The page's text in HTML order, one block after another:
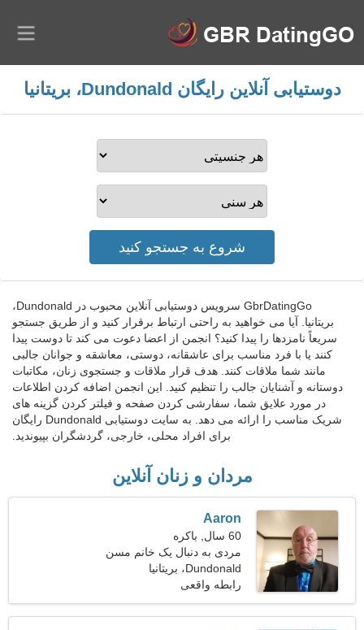
دوستیابی آنلاین رایگان Dundonald، بریتانیا
GbrDatingGo سرویس دوستیابی آنلاین محبوب در Dundonald،
بریتانیا. آیا می خواهید به راحتی ارتباط برقرار کنید و از طریق جستجو
سریعاً نامزدها را پیدا کنید؟ انجمن از اعضا دعوت می کند تا دوست پیدا
کنند یا با فرد مناسب برای عاشقانه، دوستی، معاشقه و جوانان جالبی
مانند شما ملاقات کنند. هدف قرار ملاقات و جستجوی زنان، مکاتبات
دوستانه و آشنایان جالب را تنظیم کنید. این انجمن اضافه کردن اطلاعات
در مورد علایق شما، سفارشی کردن صفحه و فیلتر کردن گزینه های
شریک مناسب را ارائه می دهد. به سایت دوستیابی Dundonald رایگان
برای افراد محلی، خارجی، گردشگران بپیوندید.
مردان و زنان آنلاین
Aaron
60 سال, باکره
مردی به دنبال یک خانم مسن
51-56
Dundonald، بریتانیا
رابطه واقعی